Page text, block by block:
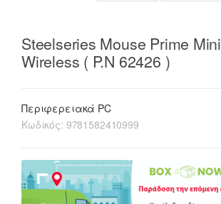
Steelseries Mouse Prime Mini
Wireless ( P.N 62426 )
Περιφερειακά PC
Κωδικός: 9781582410999